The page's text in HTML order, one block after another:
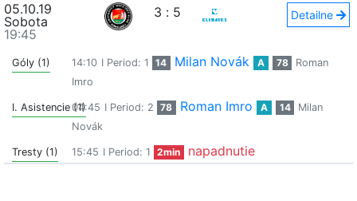
05.10.19
Sobota
19:45
3 : 5 Detailne
Góly (1) 14:10 I Period: 1 14 Milan Novák A 78
Roman
Imro
I. Asistencie (1)04:45 I Period: 2 78 Roman Imro A 14
Milan
Novák
Tresty (1) 15:45 I Period: 1 2min napadnutie